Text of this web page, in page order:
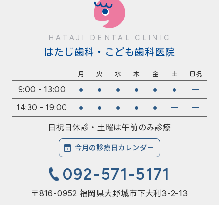
HATAJI DENTAL CLINIC
はたじ歯科・こども歯科医院
月 火 水 木 金 土 日祝
9:00 - 13:00 ● ● ● ● ● ●
—
14:30 - 19:00
● ● ● ● ● — —
日祝日休診・土曜は午前のみ診療
今月の診療日カレンダー
092-571-5171
〒816-0952 福岡県大野城市下大利3-2-13